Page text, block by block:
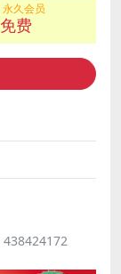
永久会员
免费
438424172